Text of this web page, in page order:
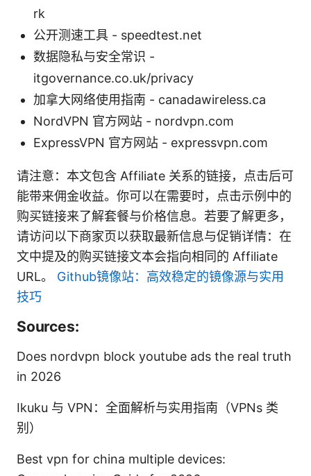
rk
公开测速工具 - speedtest.net
数据隐私与安全常识 -
itgovernance.co.uk/privacy
加拿大网络使用指南 - canadawireless.ca
NordVPN 官方网站 - nordvpn.com
ExpressVPN 官方网站 - expressvpn.com
请注意：本文包含 Affiliate 关系的链接，点击后可
能带来佣金收益。你可以在需要时，点击示例中的
购买链接来了解套餐与价格信息。若要了解更多，
请访问以下商家页以获取最新信息与促销详情：在
文中提及的购买链接文本会指向相同的 Affiliate
URL。 Github镜像站：高效稳定的镜像源与实用
技巧
Sources:
Does nordvpn block youtube ads the real truth
in 2026
Ikuku 与 VPN：全面解析与实用指南（VPNs 类
别）
Best vpn for china multiple devices: